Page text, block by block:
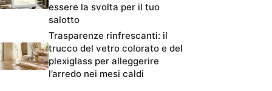
essere la svolta per il tuo
salotto
Trasparenze rinfrescanti: il
trucco del vetro colorato e del
plexiglass per alleggerire
l’arredo nei mesi caldi